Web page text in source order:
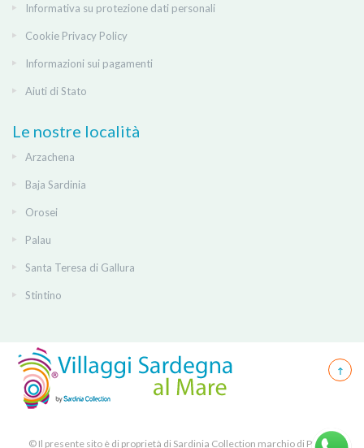
Informativa su protezione dati personali
Cookie Privacy Policy
Informazioni sui pagamenti
Aiuti di Stato
Le nostre località
Arzachena
Baja Sardinia
Orosei
Palau
Santa Teresa di Gallura
Stintino
© Il presente sito è di proprietà di Sardinia Collection marchio di PICK